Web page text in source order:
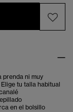
prenda ni muy
tu talla habitual
en el bolsillo